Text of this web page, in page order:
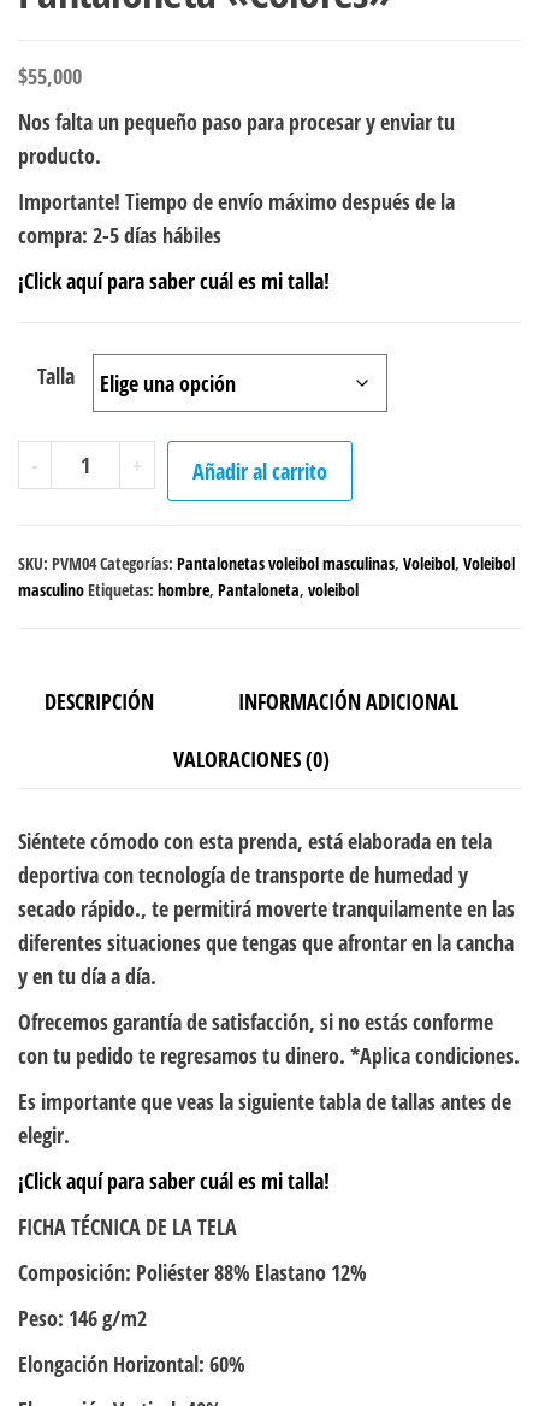
$55,000
Nos falta un pequeño paso para procesar y enviar tu
producto.
Importante! Tiempo de envío máximo después de la
compra: 2-5 días hábiles
¡Click aquí para saber cuál es mi talla!
Talla
-
Pantaloneta
"Colores"
+ Añadir al carrito
SKU: PVM04Categorías: Pantalonetas voleibol masculinas, Voleibol, Voleibol
masculinoEtiquetas: hombre, Pantaloneta, voleibol
DESCRIPCIÓN
INFORMACIÓN ADICIONAL
VALORACIONES (0)
Siéntete cómodo con esta prenda, está elaborada en tela
deportiva con tecnología de transporte de humedad y
secado rápido., te permitirá moverte tranquilamente en las
diferentes situaciones que tengas que afrontar en la cancha
y en tu día a día.
Ofrecemos garantía de satisfacción, si no estás conforme
con tu pedido te regresamos tu dinero. *Aplica condiciones.
Es importante que veas la siguiente tabla de tallas antes de
elegir.
¡Click aquí para saber cuál es mi talla!
FICHA TÉCNICA DE LA TELA
Composición: Poliéster 88% Elastano 12%
Peso: 146 g/m2
Elongación Horizontal: 60%